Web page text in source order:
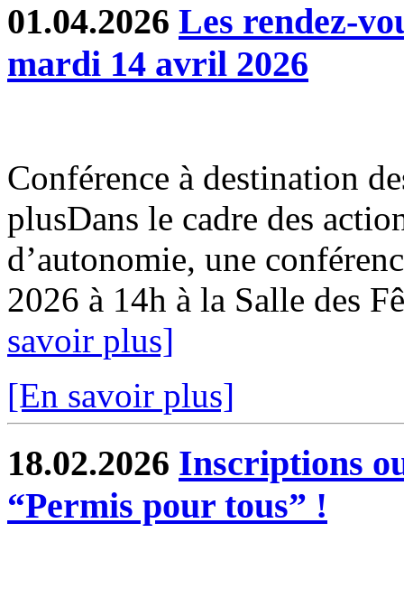
01.04.2026 Les rendez-
mardi 14 avril 2026
Conférence à destination
plusDans le cadre des
d’autonomie, une
2026 à 14h à la Salle des
savoir plus]
[En savoir plus]
18.02.2026 Inscriptions
“Permis pour tous” !